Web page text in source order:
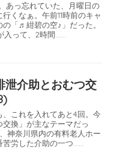
あっ忘れていた、月曜日の
くなぁ。午前11時前のキャ
「♬紺碧の空♪」だった。
入って、2時間……
泄介助とおむつ交
、これを入れてあと4回。今
換」が主なテーマだっ
神奈川県内の有料老人ホー
苦労した介助の一つ……